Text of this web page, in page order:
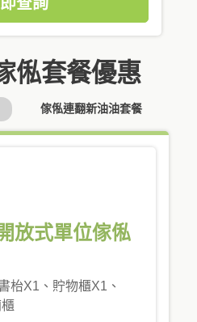
俬套餐優惠
傢俬連翻新油油套餐
放式單位傢俬
枱X1、貯物櫃X1、